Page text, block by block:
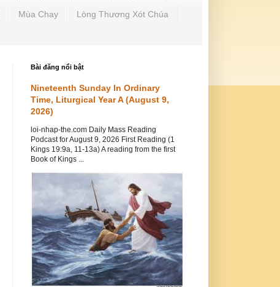
Mùa Chay Lòng Thương Xót Chúa
Bài đăng nổi bật
Nineteenth Sunday In Ordinary
Time, Liturgical Year A (August 9,
2026)
loi-nhap-the.com Daily Mass Reading
Podcast for August 9, 2026 First Reading (1
Kings 19:9a, 11-13a) A reading from the first
Book of Kings ...